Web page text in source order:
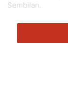
Sembilan.
“Bermula tahun
diserahkan
“Dalam pada
tahun lepas